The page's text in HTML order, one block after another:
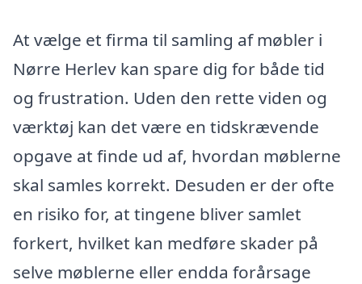
At vælge et firma til samling af møbler i
Nørre Herlev kan spare dig for både tid
og frustration. Uden den rette viden og
værktøj kan det være en tidskrævende
opgave at finde ud af, hvordan møblerne
skal samles korrekt. Desuden er der ofte
en risiko for, at tingene bliver samlet
forkert, hvilket kan medføre skader på
selve møblerne eller endda forårsage